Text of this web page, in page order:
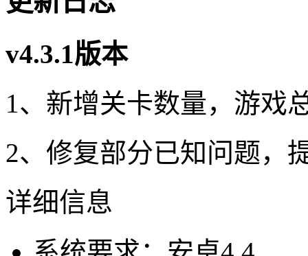
v4.3.1版本
1、新增关卡数量，游戏
2、修复部分已知问题，
详细信息